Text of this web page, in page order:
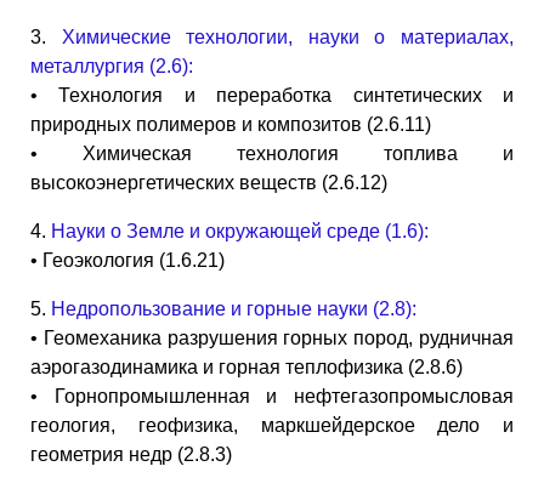
3. Химические технологии, науки о материалах,
металлургия (2.6):
• Технология и переработка синтетических и
природных полимеров и композитов (2.6.11)
• Химическая технология топлива и
высокоэнергетических веществ (2.6.12)
4. Науки о Земле и окружающей среде (1.6):
• Геоэкология (1.6.21)
5. Недропользование и горные науки (2.8):
• Геомеханика разрушения горных пород, рудничная
аэрогазодинамика и горная теплофизика (2.8.6)
• Горнопромышленная и нефтегазопромысловая
геология, геофизика, маркшейдерское дело и
геометрия недр (2.8.3)